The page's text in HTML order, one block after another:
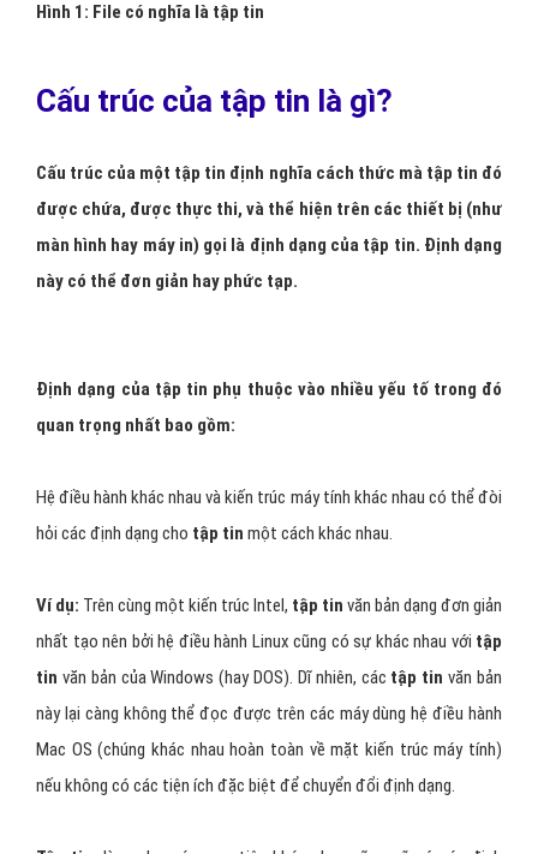
Hình 1: File có nghĩa là tập tin
Cấu trúc của tập tin là gì?
Cấu trúc của một tập tin định nghĩa cách thức mà tập tin đó
được chứa, được thực thi, và thể hiện trên các thiết bị (như
màn hình hay máy in) gọi là định dạng của tập tin. Định dạng
này có thể đơn giản hay phức tạp.
Định dạng của tập tin phụ thuộc vào nhiều yếu tố trong đó
quan trọng nhất bao gồm:
Hệ điều hành khác nhau và kiến trúc máy tính khác nhau có thể đòi
hỏi các định dạng cho tập tin một cách khác nhau.
Ví dụ: Trên cùng một kiến trúc Intel, tập tin văn bản dạng đơn giản
nhất tạo nên bởi hệ điều hành Linux cũng có sự khác nhau với tập
tin văn bản của Windows (hay DOS). Dĩ nhiên, các tập tin văn bản
này lại càng không thể đọc được trên các máy dùng hệ điều hành
Mac OS (chúng khác nhau hoàn toàn về mặt kiến trúc máy tính)
nếu không có các tiện ích đặc biệt để chuyển đổi định dạng.